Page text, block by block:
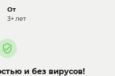
От
3+ лет
и без вирусов!